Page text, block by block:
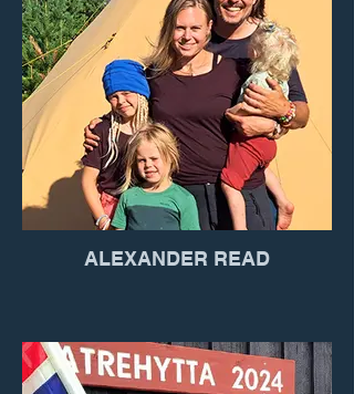
ALEXANDER READ